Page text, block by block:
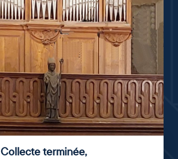
Collecte terminée,